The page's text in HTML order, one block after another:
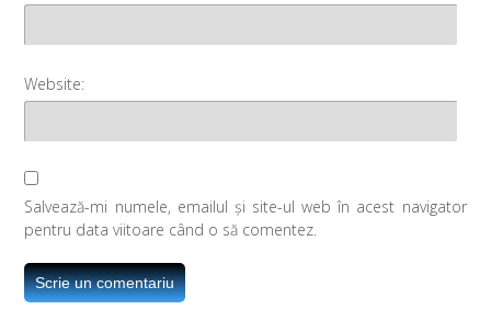
Website:
Salvează-mi numele, emailul și site-ul web în acest navigator
pentru data viitoare când o să comentez.